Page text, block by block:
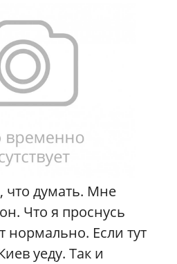
думать. Мне
Что я проснусь
нормально. Если тут
уеду. Так и